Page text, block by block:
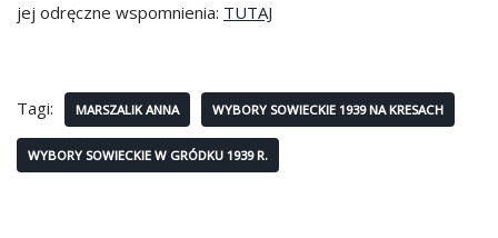
jej odręczne wspomnienia: TUTAJ
Tagi: MARSZALIK ANNA WYBORY SOWIECKIE 1939 NA KRESACH
WYBORY SOWIECKIE W GRÓDKU 1939 R.